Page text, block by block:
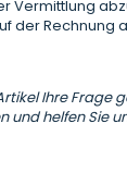
Vermittlung
der Rechnung
Ihre Frage
und helfen Sie